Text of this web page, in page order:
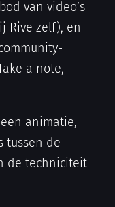
van video’s
Rive zelf), en
a note,
animatie,
tussen de
de techniciteit